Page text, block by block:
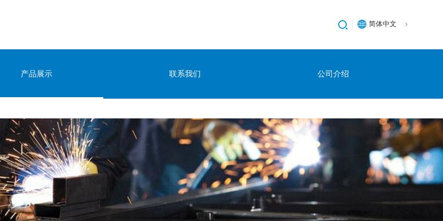
简体中文
产品展示 联系我们 公司介绍